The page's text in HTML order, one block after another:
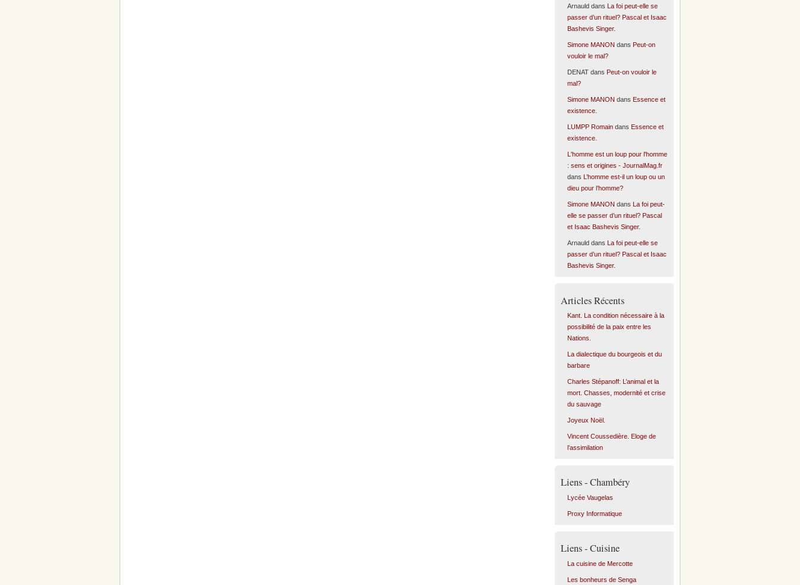
Arnauld dans
La foi peut-elle se
passer d’un rituel? Pascal et Isaac
Bashevis Singer.
Simone MANON dans Peut-on
vouloir le mal?
DENATdans Peut-on vouloir le
mal?
Simone MANON dans Essence et
existence.
LUMPP Romaindans Essence et
existence.
L'homme est un loup pour l'homme
: sens et origines - JournalMag.fr
dans
L’homme est-il un loup ou un
dieu pour l’homme?
Simone MANON dans
La foi peut-
elle se passer d’un rituel? Pascal
et Isaac Bashevis Singer.
Arnauld dans
La foi peut-elle se
passer d’un rituel? Pascal et Isaac
Bashevis Singer.
Articles Récents
Kant. La condition nécessaire à la
possibilité de la paix entre les
Nations.
La dialectique du bourgeois et du
barbare
Charles Stépanoff: L’animal et la
mort. Chasses, modernité et crise
du sauvage
Joyeux Noël.
Vincent Coussedière. Eloge de
l’assimilation
Liens - Chambéry
Lycée Vaugelas
Proxy Informatique
Liens - Cuisine
La cuisine de Mercotte
Les bonheurs de Senga